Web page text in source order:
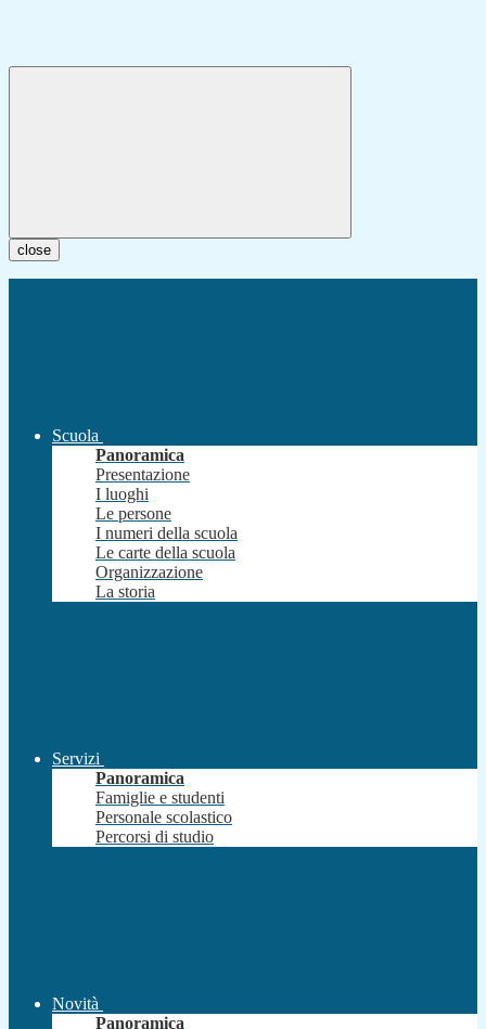
close
Scuola
Panoramica
Presentazione
I luoghi
Le persone
I numeri della scuola
Le carte della scuola
Organizzazione
La storia
Servizi
Panoramica
Famiglie e studenti
Personale scolastico
Percorsi di studio
Novità
Panoramica